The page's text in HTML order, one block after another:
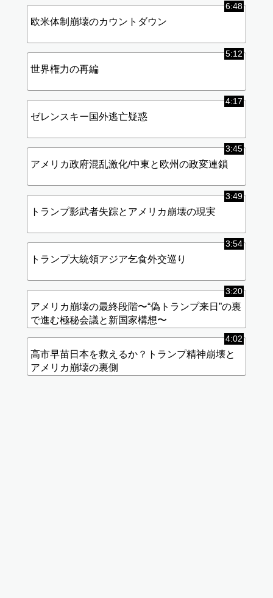
6:48
欧米体制崩壊のカウントダウン
5:12
世界権力の再編
4:17
ゼレンスキー国外逃亡疑惑
3:45
アメリカ政府混乱激化/中東と欧州の政変連鎖
3:49
トランプ影武者失踪とアメリカ崩壊の現実
3:54
トランプ大統領アジア乞食外交巡り
3:20
アメリカ崩壊の最終段階〜“偽トランプ来日”の裏
で進む極秘会議と新国家構想〜
4:02
高市早苗日本を救えるか？トランプ精神崩壊と
アメリカ崩壊の裏側